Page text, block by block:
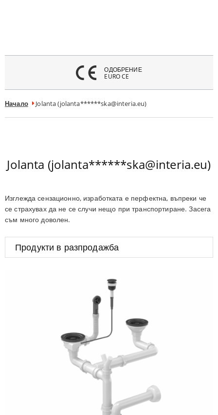
ОДОБРЕНИЕ
EURO CE
Начало Jolanta (jolanta******ska@interia.eu)
Jolanta (jolanta******ska@interia.eu)
Изглежда сензационно, изработката е перфектна, въпреки че
се страхувах да не се случи нещо при транспортиране. Засега
съм много доволен.
Продукти в разпродажба